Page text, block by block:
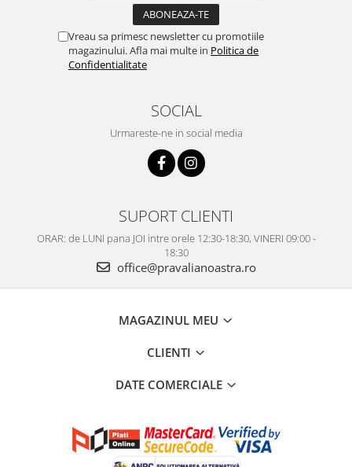
Vreau sa primesc newsletter cu promotiile
magazinului. Afla mai multe in Politica de
Confidentialitate
SOCIAL
Urmareste-ne in social media
SUPORT CLIENTI
ORAR: de LUNI pana JOI intre orele 12:30-18:30, VINERI 09:00 -
18:30
office@pravalianoastra.ro
MAGAZINUL MEU
CLIENTI
DATE COMERCIALE